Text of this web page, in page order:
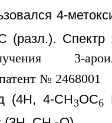
4-
(разл.).
(4Н, 4-СН3ОС6